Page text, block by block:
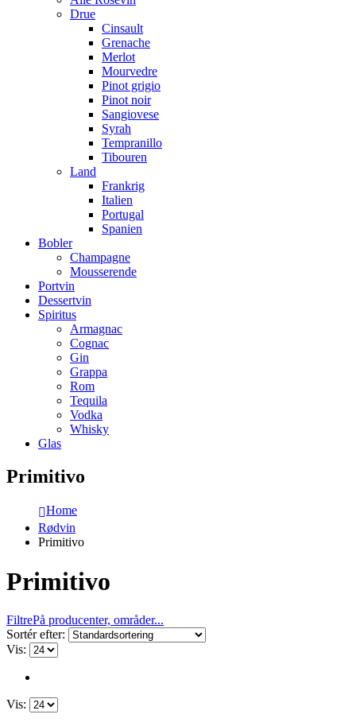
Drue
Cinsault
Grenache
Merlot
Mourvedre
Pinot grigio
Pinot noir
Sangiovese
Syrah
Tempranillo
Tibouren
Land
Frankrig
Italien
Portugal
Spanien
Bobler
Champagne
Mousserende
Portvin
Dessertvin
Spiritus
Armagnac
Cognac
Gin
Grappa
Rom
Tequila
Vodka
Whisky
Glas
Primitivo
Home
Rødvin
Primitivo
Primitivo
FiltrePå producenter, områder...
Sortér efter:
Vis:
Vis: